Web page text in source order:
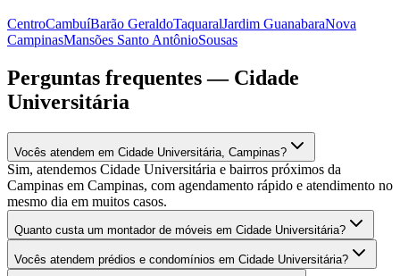
CentroCambuíBarão GeraldoTaquaralJardim GuanabaraNova
CampinasMansões Santo AntônioSousas
Perguntas frequentes — Cidade
Universitária
Vocês atendem em Cidade Universitária, Campinas?
Sim, atendemos Cidade Universitária e bairros próximos da
Campinas em Campinas, com agendamento rápido e atendimento no
mesmo dia em muitos casos.
Quanto custa um montador de móveis em Cidade Universitária?
Vocês atendem prédios e condomínios em Cidade Universitária?